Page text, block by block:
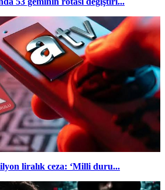
liralık ceza: ‘Milli duru...